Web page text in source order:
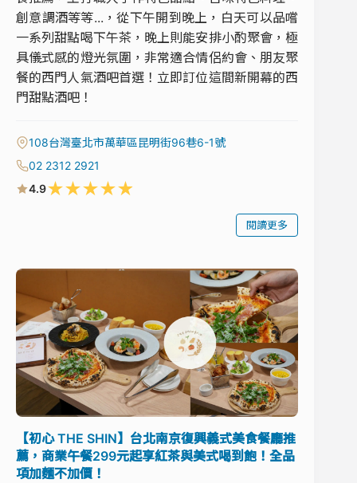
創意調酒等等...，從下午開到晚上，白天可以品嚐
一系列甜點喝下午茶，晚上則能安排小酌聚會，極
具儀式感的燈光氛圍，非常適合情侶約會、朋友聚
餐的西門人氣酒吧首選！立即訂位這間新開幕的西
門甜點酒吧！
108台灣臺北市萬華區昆明街96巷6-1號
02 2312 2921
4.9★★★★★
閱讀更多
【初心 THE SHIN】台北南京復興義式美食餐廳推
薦，商業午餐299元起享紅茶與美式喝到飽！全品
項加麵不加價！